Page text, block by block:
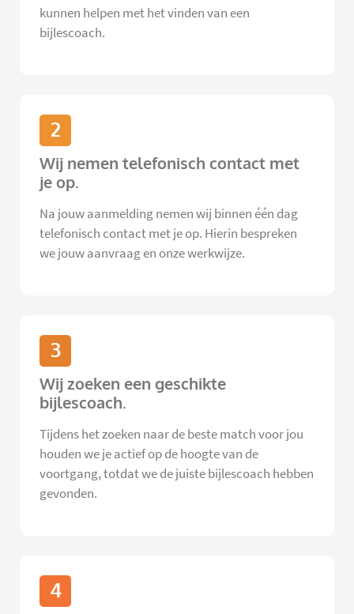
kunnen helpen met het vinden van een
bijlescoach.
2
Wij nemen telefonisch contact met
je op.
Na jouw aanmelding nemen wij binnen één dag
telefonisch contact met je op. Hierin bespreken
we jouw aanvraag en onze werkwijze.
3
Wij zoeken een geschikte
bijlescoach.
Tijdens het zoeken naar de beste match voor jou
houden we je actief op de hoogte van de
voortgang, totdat we de juiste bijlescoach hebben
gevonden.
4